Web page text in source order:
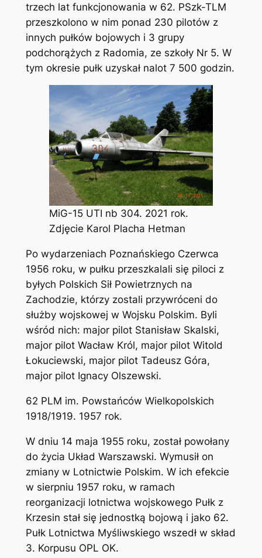
trzech lat funkcjonowania w 62. PSzk-TLM
przeszkolono w nim ponad 230 pilotów z
innych pułków bojowych i 3 grupy
podchorążych z Radomia, ze szkoły Nr 5. W
tym okresie pułk uzyskał nalot 7 500 godzin.
MiG-15 UTI nb 304. 2021 rok.
Zdjęcie Karol Placha Hetman
Po wydarzeniach Poznańskiego Czerwca
1956 roku, w pułku przeszkalali się piloci z
byłych Polskich Sił Powietrznych na
Zachodzie, którzy zostali przywróceni do
służby wojskowej w Wojsku Polskim. Byli
wśród nich: major pilot Stanisław Skalski,
major pilot Wacław Król, major pilot Witold
Łokuciewski, major pilot Tadeusz Góra,
major pilot Ignacy Olszewski.
62 PLM im. Powstańców Wielkopolskich
1918/1919. 1957 rok.
W dniu 14 maja 1955 roku, został powołany
do życia Układ Warszawski. Wymusił on
zmiany w Lotnictwie Polskim. W ich efekcie
w sierpniu 1957 roku, w ramach
reorganizacji lotnictwa wojskowego Pułk z
Krzesin stał się jednostką bojową i jako 62.
Pułk Lotnictwa Myśliwskiego wszedł w skład
3. Korpusu OPL OK.